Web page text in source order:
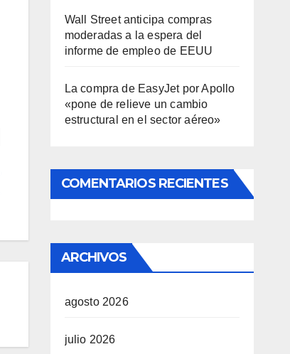
Wall Street anticipa compras
moderadas a la espera del
informe de empleo de EEUU
La compra de EasyJet por Apollo
«pone de relieve un cambio
estructural en el sector aéreo»
COMENTARIOS RECIENTES
ARCHIVOS
agosto 2026
julio 2026